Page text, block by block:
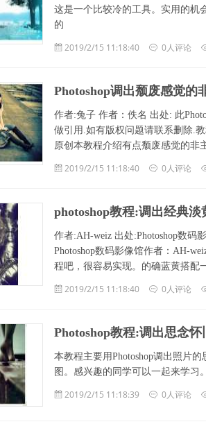
这是一个比较冷的工具。实用的机
的
2019/2/15 11:18:40 0人评论
Photoshop调出颓废感觉的
作者:兔子 作者：佚名 出处: 此
做引用.如有版权问题请联系删除.
原创本教程介绍有点颓废感觉的非
2019/2/15 11:18:40 0人评论
photoshop教程:调出经典淡
作者:AH-weiz 出处:Photoshop数码
Photoshop数码影像馆作者：AH-
程吧，很容易实现。的确蓝黄搭配
2019/2/15 11:18:40 0人评论
Photoshop教程:调出思念
本教程主要用Photoshop调出照片
图。感兴趣的同学可以一起来学习
2019/2/15 11:18:39 0人评论